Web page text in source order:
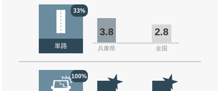
33%
単路
3.8 2.8
兵庫県 全国
100%